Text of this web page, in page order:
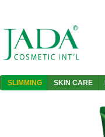
SLIMMING SKIN CARE